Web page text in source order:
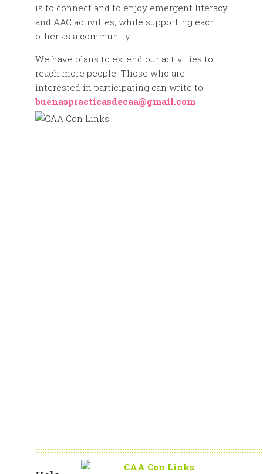
is to connect and to enjoy emergent literacy
and AAC activities, while supporting each
other as a community.
We have plans to extend our activities to
reach more people. Those who are
interested in participating can write to
buenaspracticasdecaa@gmail.com